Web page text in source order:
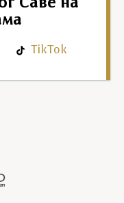
Саве на
TikTok